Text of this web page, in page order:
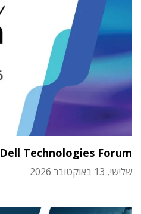
Dell Technologies Forum
שלישי, 13 באוקטובר 2026